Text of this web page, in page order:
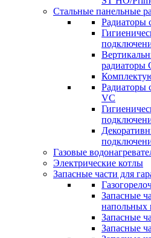
Стальные панельные
Радиаторы
радиаторы
Радиаторы
VC
Газовые
Электрические котлы
Запасные части для
Запасные
напольных
Запасные
Запасные